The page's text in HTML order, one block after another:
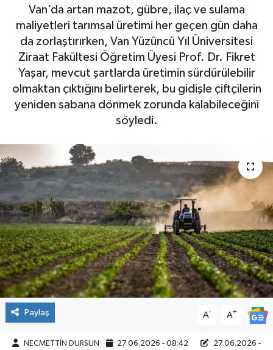
Van’da artan mazot, gübre, ilaç ve sulama
maliyetleri tarımsal üretimi her geçen gün daha
da zorlaştırırken, Van Yüzüncü Yıl Üniversitesi
Ziraat Fakültesi Öğretim Üyesi Prof. Dr. Fikret
Yaşar, mevcut şartlarda üretimin sürdürülebilir
olmaktan çıktığını belirterek, bu gidişle çiftçilerin
yeniden sabana dönmek zorunda kalabileceğini
söyledi.
Paylaş A- A+
NECMETTİN DURSUN 27.06.2026 - 08:42
27.06.2026 -